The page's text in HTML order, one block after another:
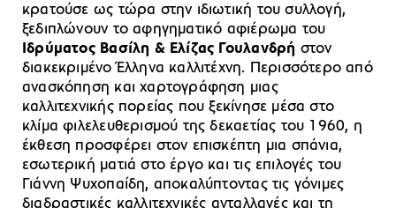
κρατούσε ως τώρα στην ιδιωτική του συλλογή,
ξεδιπλώνουν το αφηγηματικό αφιέρωμα του
Ιδρύματος Βασίλη & Ελίζας Γουλανδρή στον
διακεκριμένο Έλληνα καλλιτέχνη. Περισσότερο από
ανασκόπηση και χαρτογράφηση μιας
καλλιτεχνικής πορείας που ξεκίνησε μέσα στο
κλίμα φιλελευθερισμού της δεκαετίας του 1960, η
έκθεση προσφέρει στον επισκέπτη μια σπάνια,
εσωτερική ματιά στο έργο και τις επιλογές του
Γιάννη Ψυχοπαίδη, αποκαλύπτοντας τις γόνιμες
διαδραστικές καλλιτεχνικές ανταλλαγές και τη